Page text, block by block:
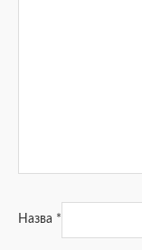
Назва *